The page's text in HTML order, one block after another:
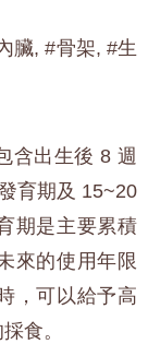
臟, #骨架, #生
含出生後 8 週
育期及 15~20
期是主要累積
來的使用年限
，可以給予高
食。